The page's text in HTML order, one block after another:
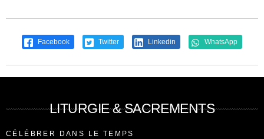
Facebook Twitter Linkedin WhatsApp
LITURGIE & SACREMENTS
CÉLÉBRER DANS LE TEMPS